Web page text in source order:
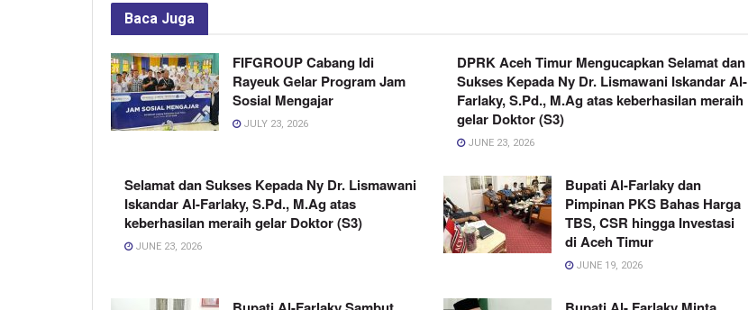
Baca Juga
FIFGROUP Cabang Idi
Rayeuk Gelar Program Jam
Sosial Mengajar
JULY 23, 2026
DPRK Aceh Timur Mengucapkan Selamat dan
Sukses Kepada Ny Dr. Lismawani Iskandar Al-
Farlaky, S.Pd., M.Ag atas keberhasilan meraih
gelar Doktor (S3)
JUNE 23, 2026
Selamat dan Sukses Kepada Ny Dr. Lismawani
Iskandar Al-Farlaky, S.Pd., M.Ag atas
keberhasilan meraih gelar Doktor (S3)
JUNE 23, 2026
Bupati Al-Farlaky dan
Pimpinan PKS Bahas Harga
TBS, CSR hingga Investasi
di Aceh Timur
JUNE 19, 2026